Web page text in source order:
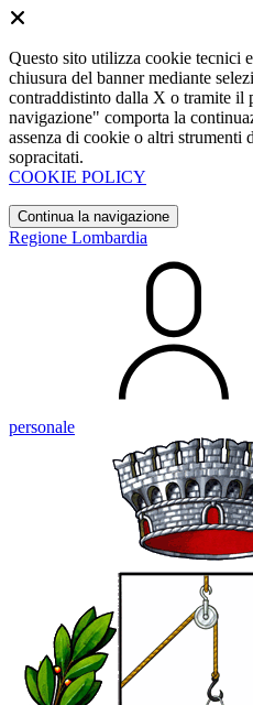
Questo sito utilizza cookie tecnici
chiusura del banner mediante
contraddistinto dalla X o tramite il
navigazione" comporta la
assenza di cookie o altri strumenti
sopracitati.
COOKIE POLICY
Continua la navigazione
Regione Lombardia
personale